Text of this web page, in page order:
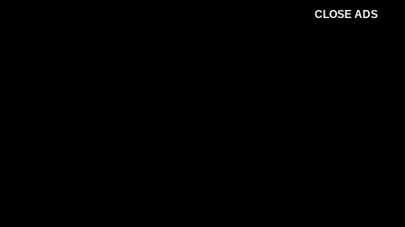
CLOSE ADS